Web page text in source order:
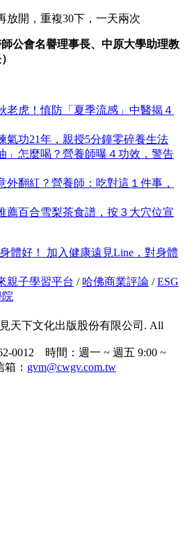
放開，重複30下，一天兩次
師公會名譽理事長、中原大學助理教
老虎！慎防「夏季流感」中醫揭４
氣功21年，親授5分鐘零碎養生法
」怎麼喝？營養師曝４功效，警告
外翻紅？營養師：吃對這１件事，
薦百合雪梨茶食譜，按３大穴位宣
加入健康遠見Line，對身體
親子學習平台 / 哈佛商業評論 /ESG
院
天下文化出版股份有限公司. All
0012 時間：週一 ~ 週五 9:00 ~
箱： gvm@cwgv.com.tw